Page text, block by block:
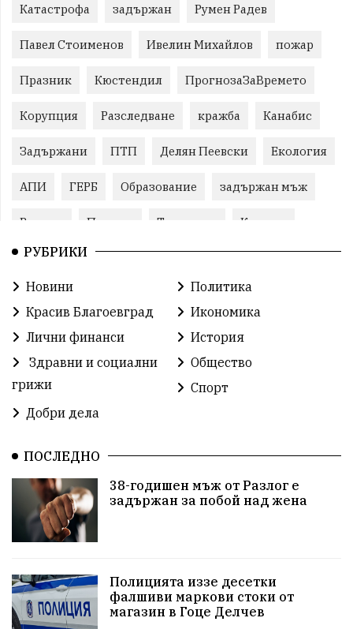
Катастрофа задържан Румен Радев
Павел Стоименов Ивелин Михайлов пожар
Празник Кюстендил ПрогнозаЗаВремето
Корупция Разследване кражба Канабис
Задържани ПТП Делян Пеевски Екология
АПИ ГЕРБ Образование задържан мъж
Ремонт Пожари Традиции Култура
Илияна Йотова
Бойко Борисов Методи Байкушев
Прокуратура
Избори Икономика побой алкохол
Общински съвет
Красива България АМ Струма Белица
РСПБЗН Красивите медии
досъдебно производство Добро дело
Благотворителност Апостол Апостолов
РУБРИКИ
Новини
Политика
Красив Благоевград
Икономика
Лични финанси
История
Здравни и социални
грижи
Общество
Спорт
Добри дела
ПОСЛЕДНО
38-годишен мъж от Разлог е
задържан за побой над жена
Полицията иззе десетки
фалшиви маркови стоки от
магазин в Гоце Делчев